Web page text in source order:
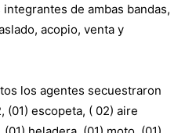
de ambas bandas,
acopio, venta y
los agentes secuestraron
(01) escopeta, ( 02) aire